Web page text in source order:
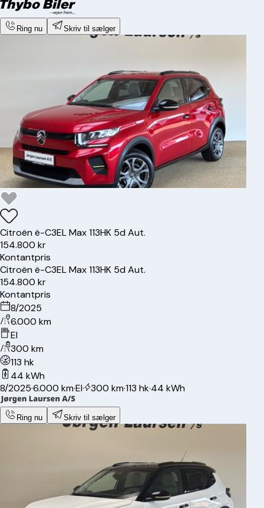
Ring nu Skriv til sælger
Citroënë-C3EL Max 113HK 5d Aut.
154.800 kr
Kontantpris
Citroënë-C3EL Max 113HK 5d Aut.
154.800 kr
Kontantpris
8/2025
6.000 km
El
300 km
113 hk
44 kWh
8/2025·6.000 km·El· 300 km·113 hk·44 kWh
Ring nu Skriv til sælger